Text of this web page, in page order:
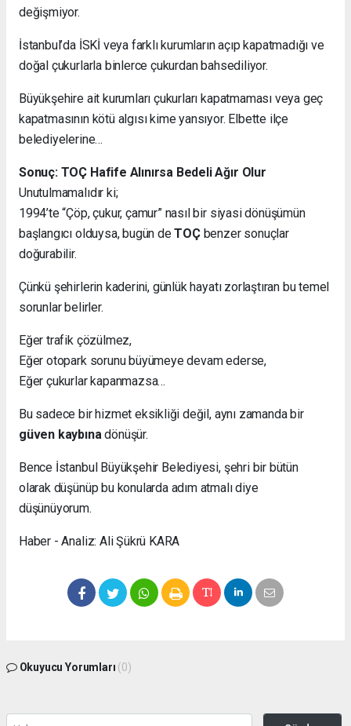
değişmiyor.
İstanbul’da İSKİ veya farklı kurumların açıp kapatmadığı ve
doğal çukurlarla binlerce çukurdan bahsediliyor.
Büyükşehire ait kurumları çukurları kapatmaması veya geç
kapatmasının kötü algısı kime yansıyor. Elbette ilçe
belediyelerine…
Sonuç: TOÇ Hafife Alınırsa Bedeli Ağır Olur
Unutulmamalıdır ki;
1994’te “Çöp, çukur, çamur” nasıl bir siyasi dönüşümün
başlangıcı olduysa, bugün deTOÇbenzer sonuçlar
doğurabilir.
Çünkü şehirlerin kaderini, günlük hayatı zorlaştıran bu temel
sorunlar belirler.
Eğer trafik çözülmez,
Eğer otopark sorunu büyümeye devam ederse,
Eğer çukurlar kapanmazsa…
Bu sadece bir hizmet eksikliği değil, aynı zamanda bir
güven kaybına dönüşür.
Bence İstanbul Büyükşehir Belediyesi, şehri bir bütün
olarak düşünüp bu konularda adım atmalı diye
düşünüyorum.
Haber - Analiz: Ali Şükrü KARA
Okuyucu Yorumları (0)